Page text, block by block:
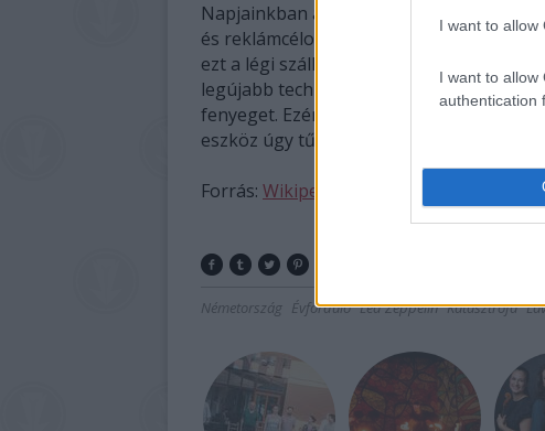
I want to allow
I want to allow
authentication
Napjainkban azonban újra feltámadt az
és reklámcélokra használják, de a
ezt a légi szállítási eszközt. Az újonnan
legújabb technikai vívmányokat, ezért a
fenyeget. Ezért a repülőgépeknél
eszköz úgy tűnik, reneszánszát éli.
Forrás: Wikipedia
Németország Évforduló Led Zeppelin Katasztrófa